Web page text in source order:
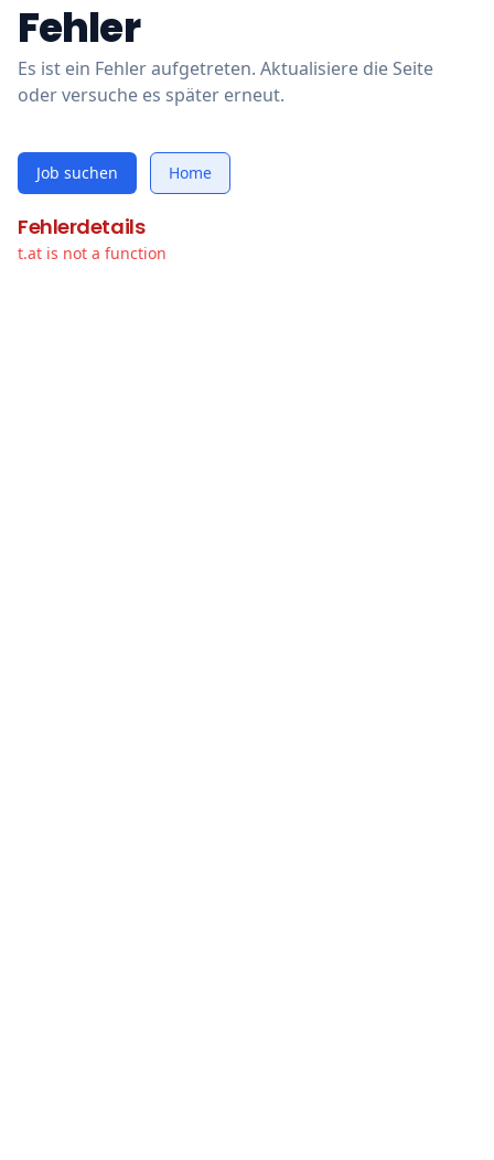
Fehler
Es ist ein Fehler aufgetreten. Aktualisiere die Seite
oder versuche es später erneut.
Job suchen Home
Fehlerdetails
t.at is not a function